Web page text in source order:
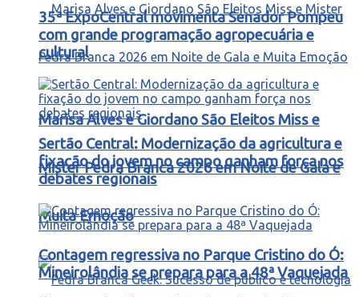
Marisa Alves e Giordano São Eleitos Miss e
Mister Pedra Branca 2026 em Noite de Gala e
Muita Emoção
35ª ExpoCentral movimenta Senador Pompeu
com grande programação agropecuária e
cultural
Sertão Central: Modernização da agricultura e
fixação do jovem no campo ganham força nos
debates regionais
Contagem regressiva no Parque Cristino do Ó:
Mineirolândia se prepara para a 48ª Vaquejada